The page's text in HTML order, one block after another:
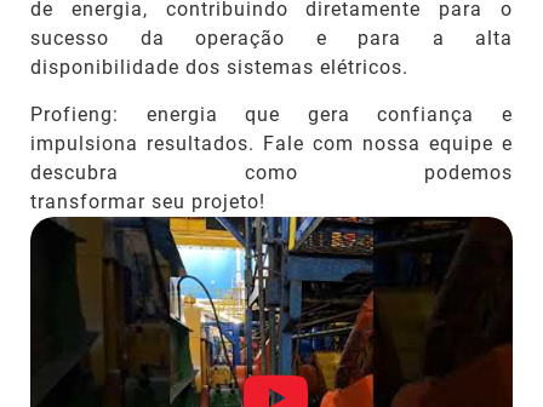
de energia, contribuindo diretamente para o
sucesso da operação e para a alta
disponibilidade dos sistemas elétricos.
Profieng: energia que gera confiança e
impulsiona resultados. Fale com nossa equipe e
descubra como podemos
transformar seu projeto!